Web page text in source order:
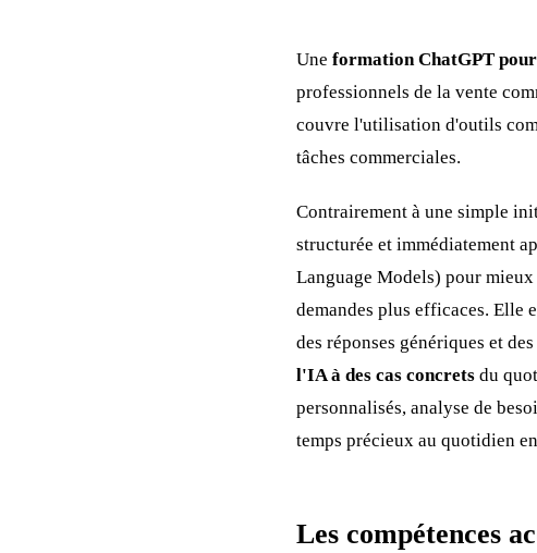
Une formation ChatGPT
professionnels de la vente
couvre l'utilisation d'outils
tâches commerciales.
Contrairement à une simple
structurée et immédiatement
Language Models) pour
demandes plus efficaces. Elle
des réponses génériques et
l'IA à des cas concrets du
personnalisés, analyse de
temps précieux au quotidien
Les compétences